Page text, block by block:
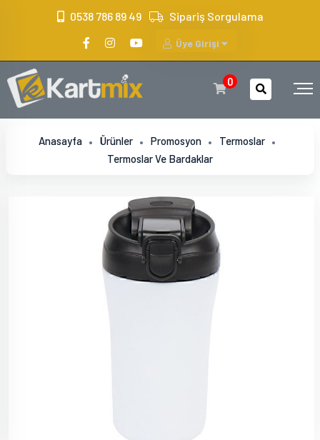
0538 786 89 49 Sipariş Sorgulama
Üye Girişi
0
Anasayfa Ürünler Promosyon
Termoslar
Termoslar Ve Bardaklar